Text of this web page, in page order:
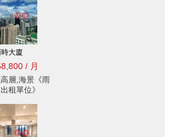
大廈
/ 月
層,海景《雨
租單位》